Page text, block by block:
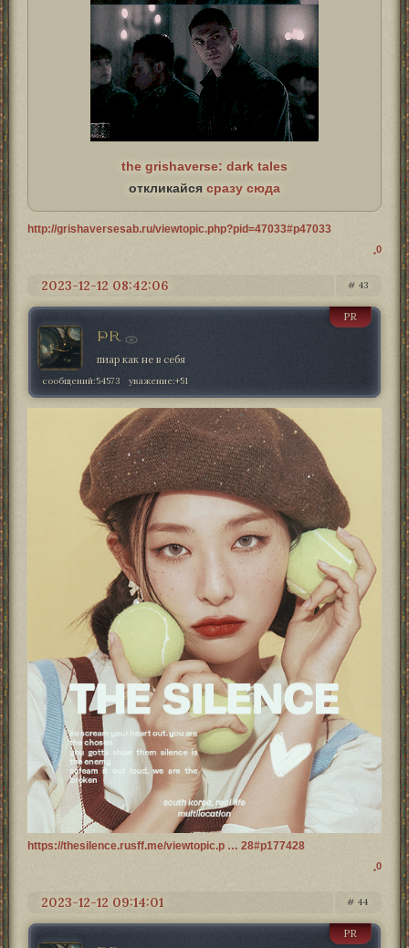
the grishaverse: dark tales
откликайся сразу сюда
http://grishaversesab.ru/viewtopic.php?pid=47033#p47033
0
43
2023-12-12 08:42:06
PR
PR
пиар как не в себя
сообщений:54573 уважение:+51
https://thesilence.rusff.me/viewtopic.p … 28#p177428
0
44
2023-12-12 09:14:01
PR